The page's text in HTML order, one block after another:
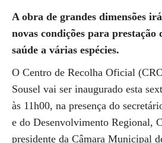
A obra de grandes dimensões
novas condições para prestação
saúde a várias espécies.
O Centro de Recolha Oficial
Sousel vai ser inaugurado esta
às 11h00, na presença do
e do Desenvolvimento Regional,
presidente da Câmara Municipal